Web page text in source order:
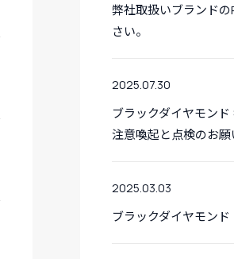
弊社取扱いブランド
さい。
2025.07.30
ブラックダイヤモン
注意喚起と点検のお願
2025.03.03
ブラックダイヤモン